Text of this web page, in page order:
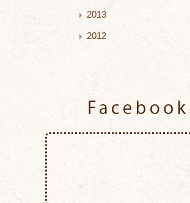
2013
2012